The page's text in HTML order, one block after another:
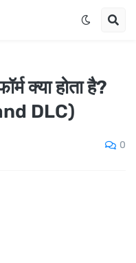
क्या होता है?
DLC)
0